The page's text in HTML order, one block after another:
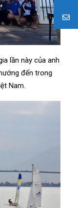
lần này của anh
đến trong
Nam.